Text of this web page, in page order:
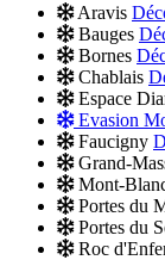
Aravis
Bauges
Bornes
Chablais
Espace
Evasion
Faucigny
Grand-
Mont-
Portes du
Portes du
Roc